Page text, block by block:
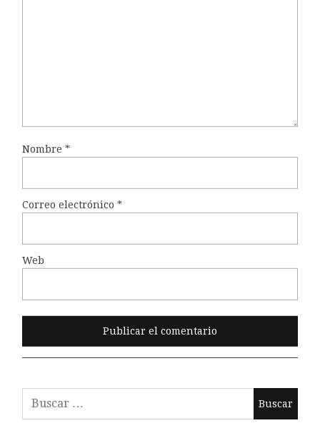
Nombre *
Correo electrónico *
Web